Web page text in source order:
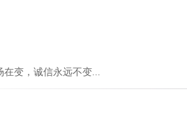
在变，诚信永远不变...